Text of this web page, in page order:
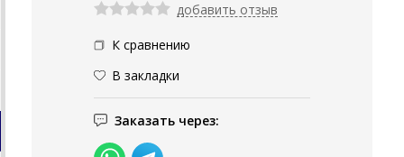
добавить отзыв
К сравнению
В закладки
Заказать через: